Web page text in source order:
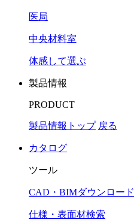
医局
中央材料室
体感して選ぶ
製品情報
PRODUCT
製品情報トップ 戻る
カタログ
ツール
CAD・BIMダウンロード
仕様・表面材検索